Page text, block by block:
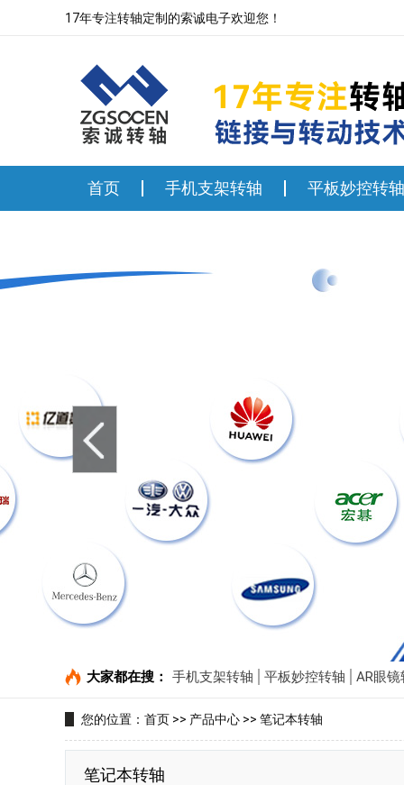
17年专注转轴定制的索诚电子欢迎您！
首页 手机支架转轴 平板妙控转轴
大家都在搜： 手机支架转轴 平板妙控转轴 AR眼
您的位置： 首页 >> 产品中心 >> 笔记本转轴
笔记本转轴